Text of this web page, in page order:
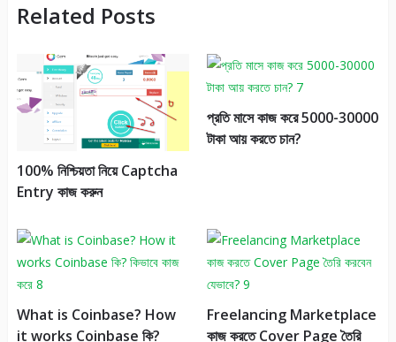
Related Posts
100% নিশ্চিয়তা নিয়ে Captcha
Entry কাজ করুন
প্রতি মাসে কাজ করে 5000-30000
টাকা আয় করতে চান?
What is Coinbase? How
it works Coinbase কি?
Freelancing Marketplace
কাজ করতে Cover Page তৈরি